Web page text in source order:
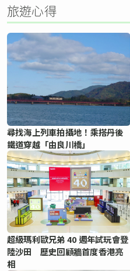
旅遊心得
尋找海上列車拍攝地！乘搭丹後
鐵道穿越「由良川橋」
超級瑪利歐兄弟 40 週年試玩會登
陸沙田 歷史回顧牆首度香港亮
相